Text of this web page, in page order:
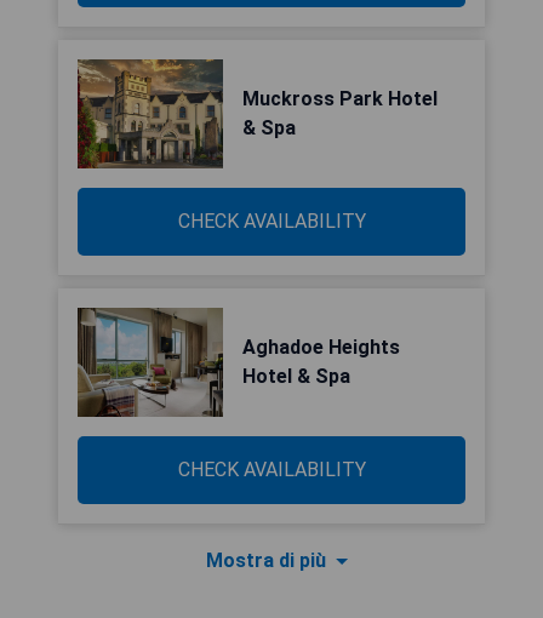
Muckross Park Hotel
& Spa
CHECK AVAILABILITY
Aghadoe Heights
Hotel & Spa
CHECK AVAILABILITY
Mostra di più